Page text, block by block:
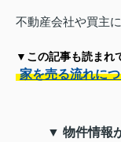
不動産会社や買主
▼この記事も読まれ
家を売る流れに
▼ 物件情報